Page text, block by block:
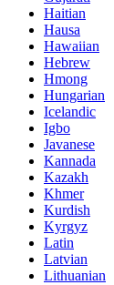
Haitian
Hausa
Hawaiian
Hebrew
Hmong
Hungarian
Icelandic
Igbo
Javanese
Kannada
Kazakh
Khmer
Kurdish
Kyrgyz
Latin
Latvian
Lithuanian